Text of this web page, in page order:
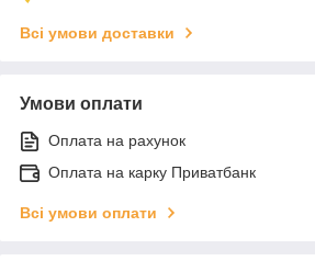
Всі умови доставки
Умови оплати
Оплата на рахунок
Оплата на карку Приватбанк
Всі умови оплати